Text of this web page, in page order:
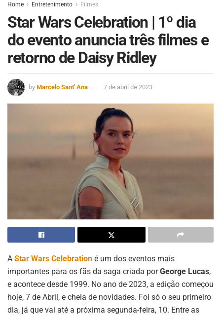
Home Entretenimento Filmes
Star Wars Celebration | 1º dia
do evento anuncia três filmes e
retorno de Daisy Ridley
by Marcelo Sant' Ana 7 de abril de 2023
A Star Wars Celebration é um dos eventos mais
importantes para os fãs da saga criada porGeorge Lucas,
e acontece desde 1999. No ano de 2023, a edição começou
hoje, 7 de Abril, e cheia de novidades. Foi só o seu primeiro
dia, já que vai até a próxima segunda-feira, 10. Entre as